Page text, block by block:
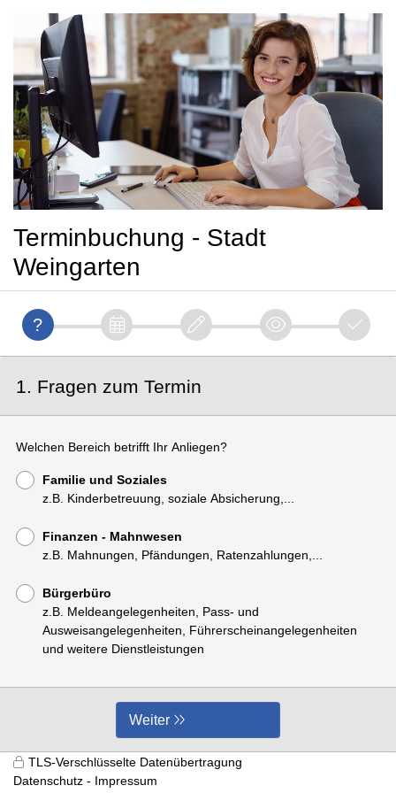
Terminbuchung - Stadt
Weingarten
1. Fragen zum Termin
Welchen Bereich betrifft Ihr Anliegen?
Familie und Soziales
z.B. Kinderbetreuung, soziale Absicherung,...
Finanzen - Mahnwesen
z.B. Mahnungen, Pfändungen, Ratenzahlungen,...
Bürgerbüro
z.B. Meldeangelegenheiten, Pass- und
Ausweisangelegenheiten, Führerscheinangelegenheiten
und weitere Dienstleistungen
Weiter
TLS-Verschlüsselte Datenübertragung
Datenschutz
Impressum